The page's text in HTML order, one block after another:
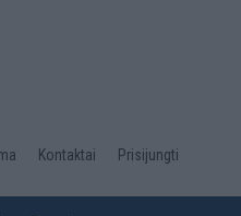
Kontaktai Prisijungti